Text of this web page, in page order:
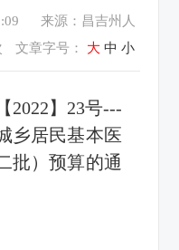
来源：昌吉州人
文章字号： 大 中 小
2022】23号---
乡居民基本医
批）预算的通